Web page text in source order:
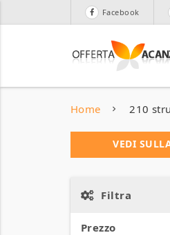
Facebook
Home 210
VEDI
Filtra
Prezzo